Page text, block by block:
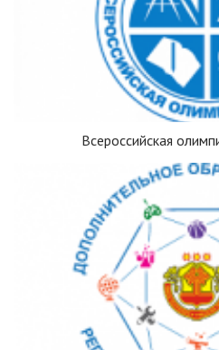
Всероссийская